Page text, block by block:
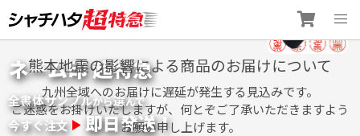
to
content
ネーム印 超特急
全書体サンプルから選んで
今すぐ注文 即日発送！
熊本地震の影響による商品のお届けについて
九州全域へのお届けに遅延が発生する見込みです。
ご迷惑をお掛けいたしますが、何とぞご了承いただきますよう
お願い申し上げます。